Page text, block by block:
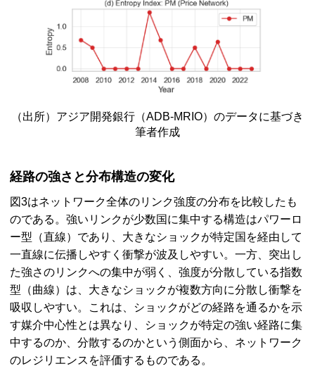
（出所）アジア開発銀行（ADB-MRIO）のデータに基づき
筆者作成
経路の強さと分布構造の変化
図3はネットワーク全体のリンク強度の分布を比較したも
のである。強いリンクが少数国に集中する構造はパワーロ
ー型（直線）であり、大きなショックが特定国を経由して
一直線に伝播しやすく衝撃が波及しやすい。一方、突出し
た強さのリンクへの集中が弱く、強度が分散している指数
型（曲線）は、大きなショックが複数方向に分散し衝撃を
吸収しやすい。これは、ショックがどの経路を通るかを示
す媒介中心性とは異なり、ショックが特定の強い経路に集
中するのか、分散するのかという側面から、ネットワーク
のレジリエンスを評価するものである。